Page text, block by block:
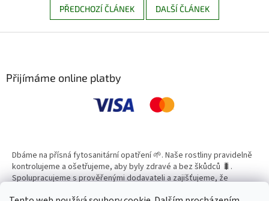
PŘEDCHOZÍ ČLÁNEK DALŠÍ ČLÁNEK
Přijímáme online platby
Dbáme na přísná fytosanitární opatření 🌱. Naše rostliny pravidelně
kontrolujeme a ošetřujeme, aby byly zdravé a bez škůdců 🐛.
Spolupracujeme s prověřenými dodavateli a zajišťujeme, že